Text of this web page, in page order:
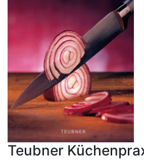
Teubner